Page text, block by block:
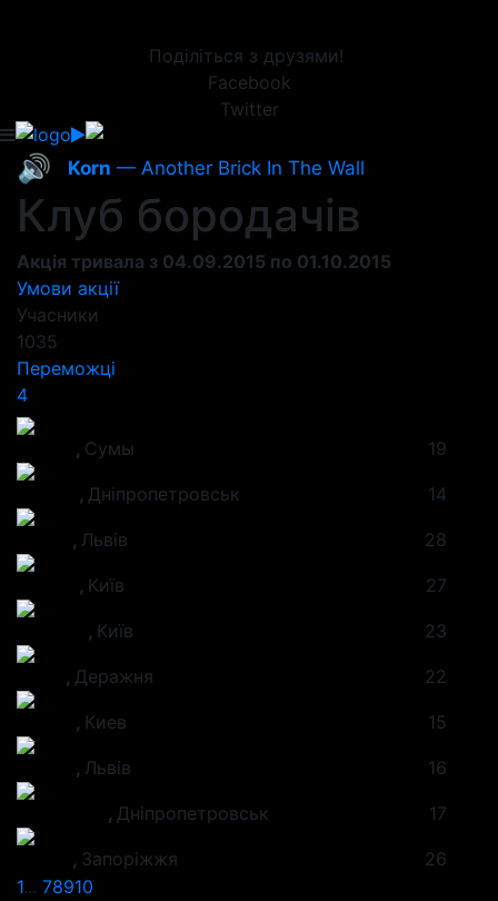
Поділіться з друзями!
Facebook
Twitter
🔊 Korn — Another Brick In The Wall
Клуб бородачів
Акція тривала з 04.09.2015 по 01.10.2015
Умови акції
Учасники
1035
Переможці
4
, Сумы 19
, Дніпропетровськ 14
, Львів 28
, Київ 27
, Київ 23
, Деражня 22
, Киев 15
, Львів 16
, Дніпропетровськ 17
, Запоріжжя
26
1... 78910